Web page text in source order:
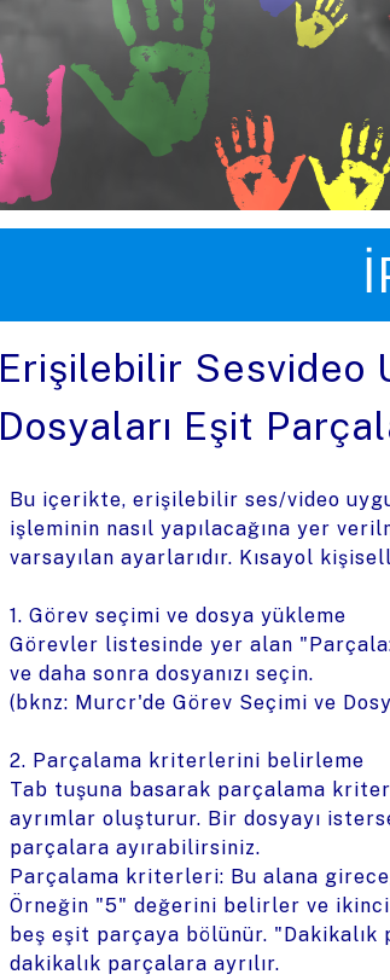
Erişilebilir Sesvideo
Dosyaları Eşit
Bu içerikte, erişilebilir ses/video
işleminin nasıl yapılacağına yer
varsayılan ayarlarıdır. Kısayol
1. Görev seçimi ve dosya yükleme
Görevler listesinde yer alan
ve daha sonra dosyanızı seçin.
(bknz: Murcr'de Görev Seçimi ve
2. Parçalama kriterlerini belirleme
Tab tuşuna basarak parçalama
ayrımlar oluşturur. Bir dosyayı
parçalara ayırabilirsiniz.
Parçalama kriterleri: Bu alana
Örneğin "5" değerini belirler ve
beş eşit parçaya bölünür. "Dakikalık
dakikalık parçalara ayrılır.